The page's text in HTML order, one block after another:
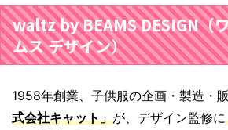
waltz by BEAMS DESIGN（
ムス デザイン）
1958年創業、子供服の企画・製造・
式会社キャット」が、デザイン監修に